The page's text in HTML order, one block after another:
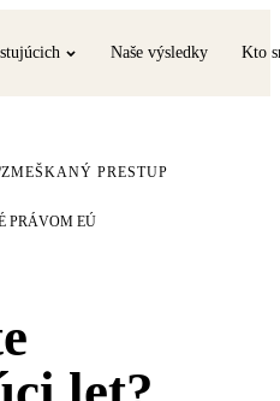
Naše výsledky Kto
ZMEŠKANÝ PRESTUP
PRÁVOM EÚ